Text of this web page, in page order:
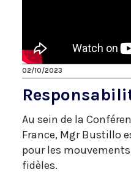
02/10/2023
Au sein de la
France, Mgr Bustillo
pour les
fidèles.